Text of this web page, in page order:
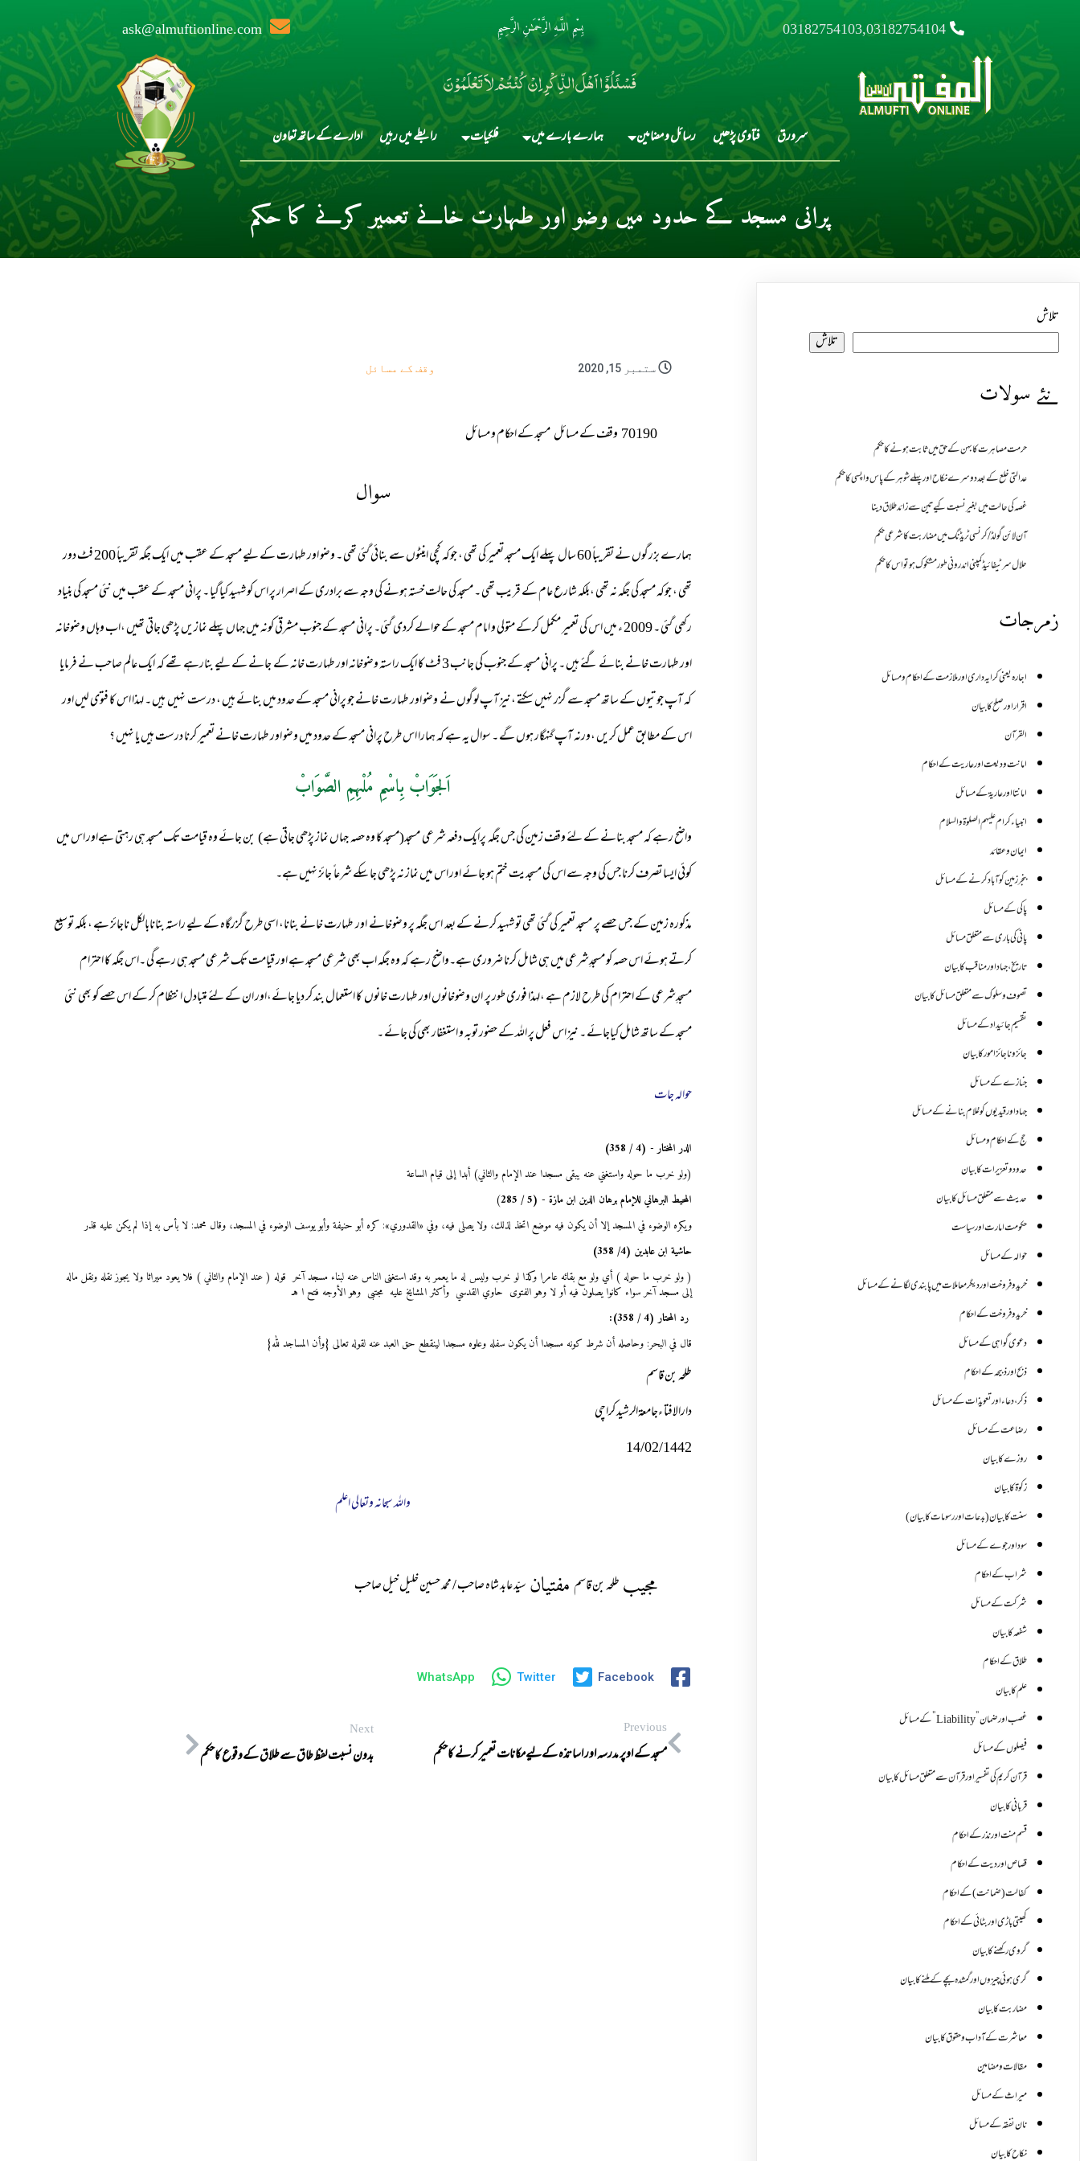
03182754103,03182754104 بِسْمِ اللَّـهِ الرَّحْمَـٰنِ الرَّحِيمِ ask@almuftionline.com
فَسْئَلُوْٓا اَہْلَ الذِّکْرِ اِنْ کُنْتُمْ لاَ تَعْلَمُوْنَ
سرورق فتاوی پڑھیں رسائل و مضامین ہمارے بارے میں فلکیات رابطے میں رہیں ادارے کے ساتھ تعاون
پرانی مسجد کے حدود میں وضو اور طہارت خانے تعمیر کرنے کا حکم
ستمبر 15, 2020 وقف کے مسائل
70190 وقف کے مسائلمسجد کے احکام و مسائل
سوال
ہمارے بزرگوں نے تقریباً 60 سال پہلے ایک مسجد تعمیر کی تھی ، جوکہ کچی اینٹوں سے بنائی گئی تھی ۔ وضو اور طہارت کے لیے مسجد کے عقب میں ایک جگہ تقریباً 200 فٹ دور
تھی ، جوکہ مسجد کی جگہ نہ تھی ،بلکہ شارع عام کے قریب تھی ۔ مسجد کی حالت خستہ ہونے کی وجہ سے برادری کے اصرار پر اس کو شہید کیاگیا ۔ پرانی مسجد کے عقب میں نئی مسجد کی بنیاد
رکھی گئی ۔ 2009 ء میں اس کی تعمیر مکمل کرکے متولی و امام مسجد کے حوالے کردی گئی۔ پرانی مسجد کے جنوب مشرقی کونہ میں جہاں پہلے نمازیں پڑھی جاتی تھیں ،اب وہاں وضوخانہ
اور طہارت خانے بنائے گئے ہیں ۔ پرانی مسجد کے جنوب کی جانب 3 فٹ کا ایک راستہ وضوخانہ اور طہارت خانہ کے جانے کے لیے بنارہے تھے کہ ایک عالم صاحب نے فرمایا
کہ آپ جوتیوں کے ساتھ مسجد سے گزر نہیں سکتے ،نیز آ پ لوگوں نے وضو اور طہارت خانے جو پرانی مسجد کے حدود میں بنائے ہیں ، درست نہیں ہیں ۔ لہذا اس کا فتوی لیں اور
اس کے مطابق عمل کریں ،ورنہ آپ گنہگار ہوں گے ۔ سوال یہ ہے کہ ہمارا اس طرح پرانی مسجد کے حدود میں وضو اور طہارت خانے تعمیر کرنا درست ہیں یا نہیں ؟
اَلجَوَابْ بِاسْمِ مُلْہِمِ الصَّوَابْ
واضح رہے کہ مسجد بنانے کے لئے وقف زمین کی جس جگہ پرایک دفعہ شرعی مسجد(مسجد کا وہ حصہ جہاں نماز پڑھی جاتی ہے) بن جائے وہ قیامت تک مسجد ہی رہتی ہےاور اس میں
کوئی ایسا تصرف کرنا جس کی وجہ سے اس کی مسجدیت ختم ہو جائے اور اس میں نماز نہ پڑھی جا سکے شرعا ً جائز نہیں ہے۔
مذکورہ زمین کے جس حصے پر مسجد تعمیر کی گئی تھی تو شہید کرنے کے بعد اس جگہ پر وضوخانے اور طہارت خانے بنانا، اسی طرح گزرگاہ کے لیے راستہ بنانابالکل ناجائز ہے ، بلکہ توسیع
کرتے ہوئے اس حصہ کو مسجدِشرعی میں ہی شامل کرنا ضروری ہے۔واضح رہے کہ وہ جگہ اب بھی شرعی مسجد ہے اور قیامت تک شرعی مسجد ہی رہے گی ۔اس جگہ کا احترام
مسجدِشرعی کے احترام کی طرح لازم ہے ،لہذا فوری طور پر ان وضوخانوں اور طہارت خانوں کا استعمال بند کر دیا جائے،اور ان کے لئے متبادل انتظام کر کے اس حصے کو بھی نئی
مسجد کے ساتھ شامل کیاجائے ۔ نیز اس فعل پر اللہ کے حضور توبہ و استغفار بھی کی جائے ۔
حوالہ جات
الدر المختار - (4 / 358)
(ولو خرب ما حوله واستغني عنه يبقى مسجدا عند الإمام والثاني) أبدا إلى قيام الساعة
المحيط البرهاني للإمام برهان الدين ابن مازة - (5 / 285
)
ويكره الوضوء في المسجد إلا أن يكون فيه موضع اتخذ لذلك، ولا يصلى فيه، وفي «القدوري»: كره أبو حنيفة وأبو يوسف الوضوء في المسجد، وقال محمد: لا بأس به إذا لم يكن عليه قذر
حاشية ابن عابدين (4/ 358)
( ولو خرب ما حوله ) أي ولو مع بقائه عامرا وكذا لو خرب وليس له ما يعمر به وقد استغنى الناس عنه لبناء مسجد آخر قوله ( عند الإمام والثاني ) فلا يعود ميراثا ولا يجوز نقله ونقل ماله
إلى مسجد آخر سواء كانوا يصلون فيه أو لا وهو الفتوى حاوي القدسي وأكثر المشايخ عليه مجتبى وهو الأوجه فتح ا هـ
رد المحتار (4 / 358):
قال في البحر: وحاصله أن شرط كونه مسجدا أن يكون سفله وعلوه مسجدا لينقطع حق العبد عنه لقوله تعالى {وأن المساجد لله}
طلحہ بن قاسم
دارالافتا ءجامعۃالرشید کراچی
14/02/1442
واللہ سبحانہ وتعالی اعلم
مجیب طلحہ بن قاسم مفتیان سیّد عابد شاہ صاحب / محمد حسین خلیل خیل صاحب
Facebook
Twitter
WhatsApp
Previous
مسجد کے اوپر مدرسہ اور اساتذہ کےلیےمکانات تعمیر کرنے کاحکم
Next
بدون نسبت لفظ طاق سےطلاق کےوقوع کاحکم
تلاش
تلاش
نئے سولات
حرمت مصاہرت کا بہن کے حق میں ثابت ہونے کا حکم
عدالتی خلع کے بعد دوسرے نکاح اور پہلے شوہر کے پاس واپسی کا حکم
غصہ کی حالت میں بغیر نسبت کیے تین سے زائد طلاق دینا
آن لائن گولڈ /کرنسی ٹریڈنگ میں مضاربت کا شرعی حکم
حلال سرٹیفائیڈ کمپنی اندرونی طور مشکوک ہو تو اس کا حکم
زمرجات
اجارہ یعنی کرایہ داری اور ملازمت کے احکام و مسائل
اقرار اور صلح کا بیان
القرآن
امانت ودیعت اورعاریت کے احکام
امانتا اور عاریة کے مسائل
انبیاء کرام علیہم الصلوۃ والسلام
ایمان وعقائد
بنجر زمین کو آباد کرنے کے مسائل
پاکی کے مسائل
پانی کی باری سے متعلق مسائل
تاریخ،جہاد اور مناقب کا بیان
تصوف و سلوک سے متعلق مسائل کا بیان
تقسیم جائیداد کے مسائل
جائز و ناجائزامور کا بیان
جنازے کےمسائل
جہاد اور قیدیوں کو غلام بنانے کے مسائل
حج کے احکام ومسائل
حدود و تعزیرات کا بیان
حدیث سے متعلق مسائل کا بیان
حکومت امارت اور سیاست
حوالہ کے مسائل
خرید و فروخت اور دیگر معاملات میں پابندی لگانے کے مسائل
خرید و فروخت کے احکام
دعوی گواہی کے مسائل
ذبح اور ذبیحہ کے احکام
ذکر،دعاء اور تعویذات کے مسائل
رضاعت کے مسائل
روزے کا بیان
زکوة کابیان
سنت کا بیان (بدعات اور رسومات کا بیان)
سود اور جوے کے مسائل
شراب کے احکام
شرکت کے مسائل
شفعہ کا بیان
طلاق کے احکام
علم کا بیان
غصب اورضمان”Liability” کے مسائل
فیصلوں کے مسائل
قرآن کریم کی تفسیر اور قرآن سے متعلق مسائل کا بیان
قربانی کا بیان
قسم منت اور نذر کے احکام
قصاص اور دیت کے احکام
کفالت (ضمانت) کے احکام
کھیتی باڑی اور بٹائی کے احکام
گروی رکھنے کا بیان
گری ہوئی چیزوں اورگمشدہ بچے کے ملنے کا بیان
مضاربت کا بیان
معاشرت کے آداب و حقوق کا بیان
مقالات ومضامین
میراث کے مسائل
نان نفقہ کے مسائل
نکاح کا بیان